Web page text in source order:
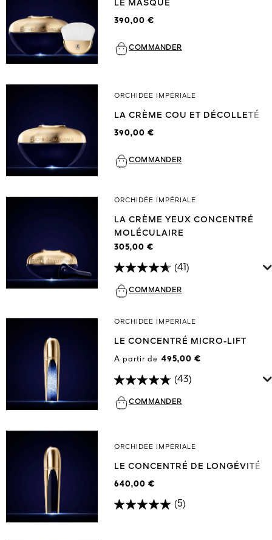
LE MASQUE
390,00 €
COMMANDER
ORCHIDÉE IMPÉRIALE
LA CRÈME COU ET DÉCOLLETÉ
390,00 €
COMMANDER
ORCHIDÉE IMPÉRIALE
LA CRÈME YEUX CONCENTRÉ
MOLÉCULAIRE
305,00 €
(41)
COMMANDER
ORCHIDÉE IMPÉRIALE
LE CONCENTRÉ MICRO-LIFT
A partir de 495,00 €
(43)
COMMANDER
ORCHIDÉE IMPÉRIALE
LE CONCENTRÉ DE LONGÉVITÉ
640,00 €
(5)